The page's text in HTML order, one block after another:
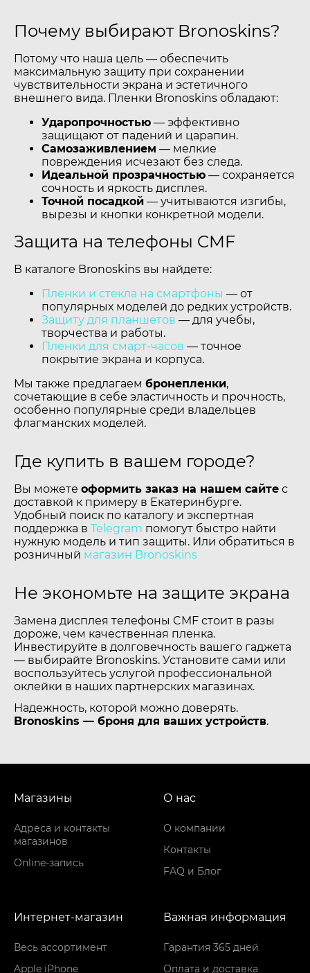
Почему выбирают Bronoskins?
Потому что наша цель — обеспечить
максимальную защиту при сохранении
чувствительности экрана и эстетичного
внешнего вида. Пленки Bronoskins обладают:
Ударопрочностью — эффективно
защищают от падений и царапин.
Самозаживлением — мелкие
повреждения исчезают без следа.
Идеальной прозрачностью — сохраняется
сочность и яркость дисплея.
Точной посадкой — учитываются изгибы,
вырезы и кнопки конкретной модели.
Защита на телефоны CMF
В каталоге Bronoskins вы найдете:
Пленки и стекла на смартфоны — от
популярных моделей до редких устройств.
Защиту для планшетов — для учебы,
творчества и работы.
Пленки для смарт-часов — точное
покрытие экрана и корпуса.
Мы также предлагаем бронепленки,
сочетающие в себе эластичность и прочность,
особенно популярные среди владельцев
флагманских моделей.
Где купить в вашем городе?
Вы можете оформить заказ на нашем сайте с
доставкой к примеру в Екатеринбурге.
Удобный поиск по каталогу и экспертная
поддержка в Telegram помогут быстро найти
нужную модель и тип защиты. Или обратиться в
розничный магазин Bronoskins
Не экономьте на защите экрана
Замена дисплея телефоны CMF стоит в разы
дороже, чем качественная пленка.
Инвестируйте в долговечность вашего гаджета
— выбирайте Bronoskins. Установите сами или
воспользуйтесь услугой профессиональной
оклейки в наших партнерских магазинах.
Надежность, которой можно доверять.
Bronoskins — броня для ваших устройств.
Магазины
Адреса и контакты
магазинов
Online-запись
О нас
О компании
Контакты
FAQ и Блог
Интернет-магазин
Весь ассортимент
Apple iPhone
Важная информация
Гарантия 365 дней
Оплата и доставка